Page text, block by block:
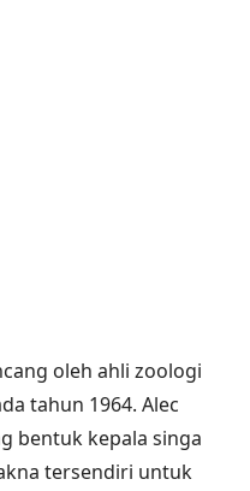
oleh ahli zoologi
tahun 1964. Alec
bentuk kepala singa
tersendiri untuk